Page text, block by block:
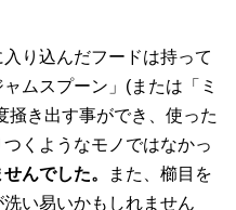
り込んだフードは持って
ムスプーン」(または「ミ
掻き出す事ができ、使った
くようなモノではなかっ
んでした。
また、櫛目を
い易いかもしれません